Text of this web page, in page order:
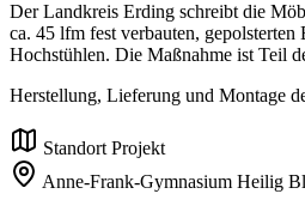
Der Landkreis Erding schreibt die
ca. 45 lfm fest verbauten,
Hochstühlen. Die Maßnahme ist Teil
Herstellung, Lieferung und Montage
Standort Projekt
Anne-Frank-Gymnasium Heilig